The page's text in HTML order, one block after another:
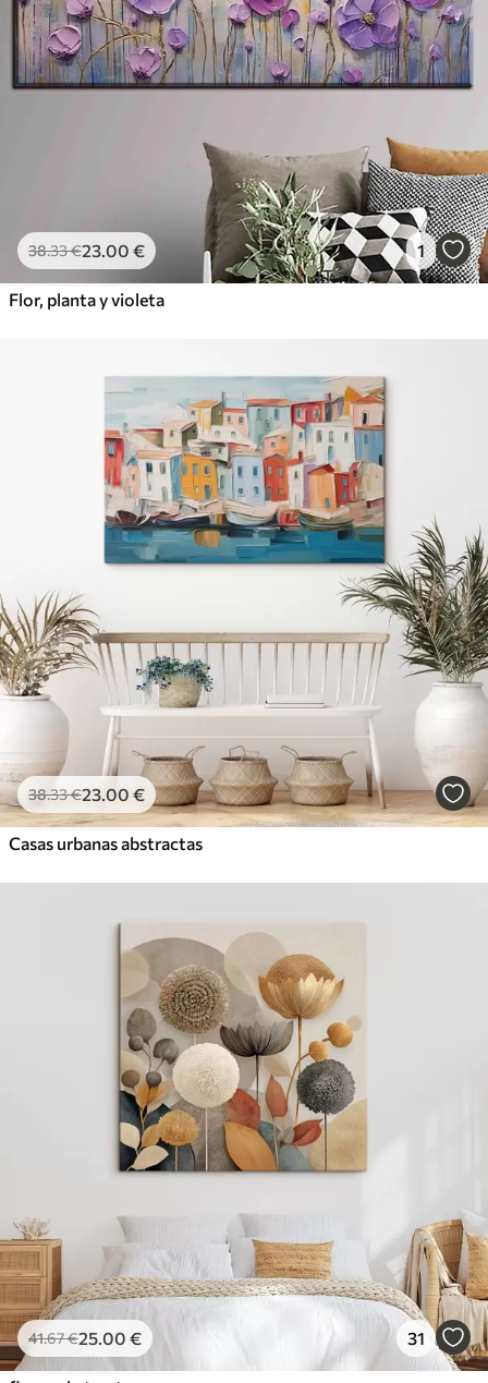
38.33€23 .00 € 1
Flor, planta y violeta
38.33€23 .00 €
Casas urbanas abstractas
41.67€25 .00 € 31